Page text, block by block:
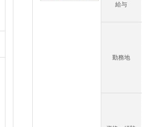
給与
勤務地